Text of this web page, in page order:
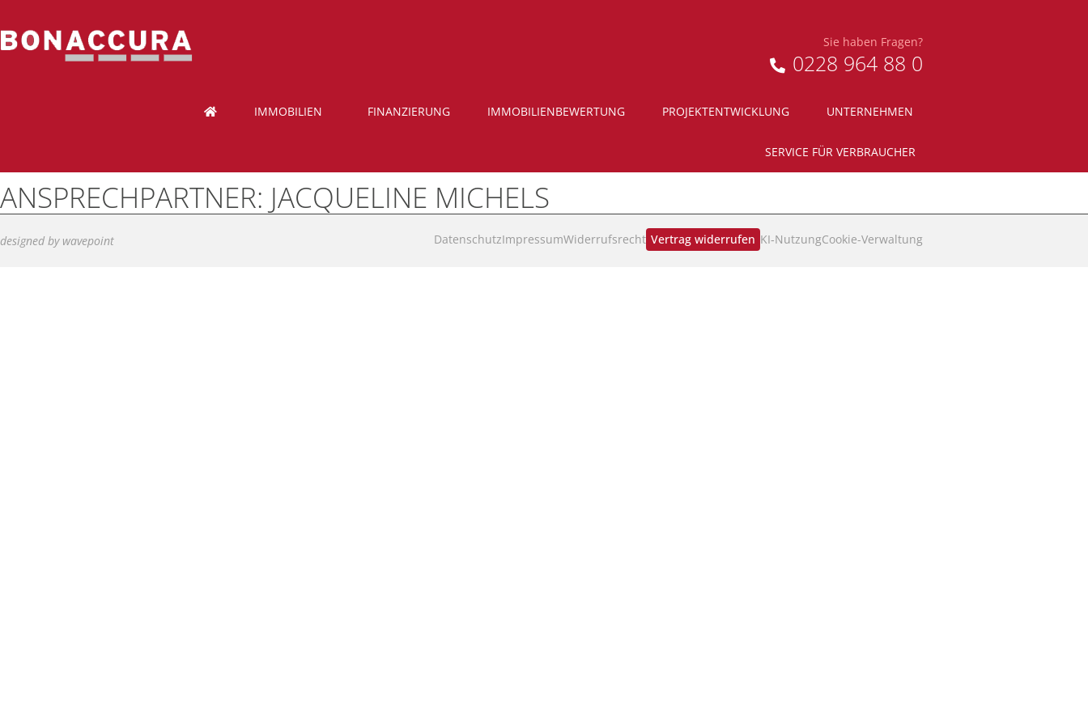
designed by wavepoint DatenschutzImpressumWiderrufsrecht Vertrag widerrufen KI‑NutzungCookie-Verwaltung
Sie haben Fragen?
0228 964 88 0
IMMOBILIEN FINANZIERUNG IMMOBILIENBEWERTUNG PROJEKTENTWICKLUNG UNTERNEHMEN
SERVICE FÜR VERBRAUCHER
ANSPRECHPARTNER: JACQUELINE MICHELS